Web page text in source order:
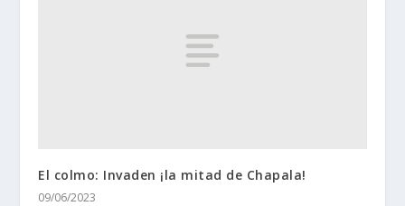
El colmo: Invaden ¡la mitad de Chapala!
09/06/2023